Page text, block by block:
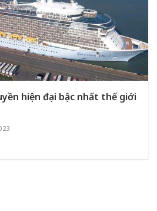
hiện đại bậc nhất thế giới